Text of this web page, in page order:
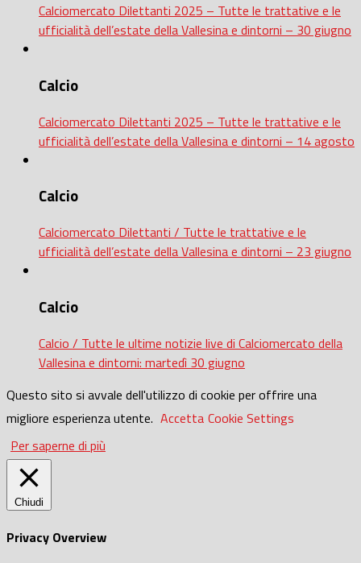
Calciomercato Dilettanti 2025 – Tutte le trattative e le
ufficialità dell’estate della Vallesina e dintorni – 30 giugno
Calcio
Calciomercato Dilettanti 2025 – Tutte le trattative e le
ufficialità dell’estate della Vallesina e dintorni – 14 agosto
Calcio
Calciomercato Dilettanti / Tutte le trattative e le
ufficialità dell’estate della Vallesina e dintorni – 23 giugno
Calcio
Calcio / Tutte le ultime notizie live di Calciomercato della
Vallesina e dintorni: martedì 30 giugno
Questo sito si avvale dell'utilizzo di cookie per offrire una
migliore esperienza utente. Accetta Cookie Settings
Per saperne di più
Chiudi
Privacy Overview